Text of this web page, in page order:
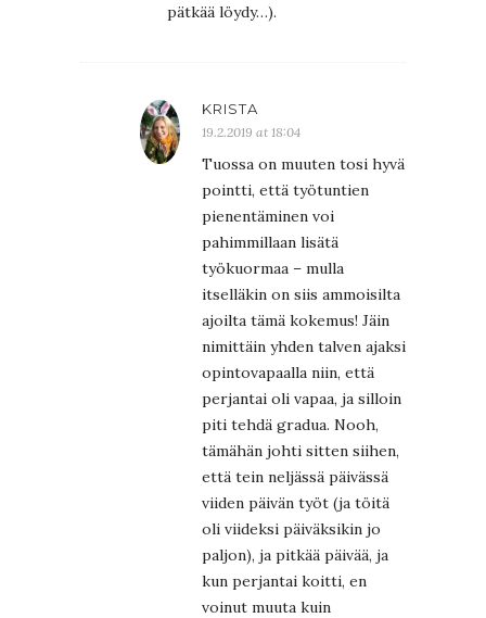
pätkää löydy…).
KRISTA
19.2.2019 at 18:04
Tuossa on muuten tosi hyvä
pointti, että työtuntien
pienentäminen voi
pahimmillaan lisätä
työkuormaa – mulla
itselläkin on siis ammoisilta
ajoilta tämä kokemus! Jäin
nimittäin yhden talven ajaksi
opintovapaalla niin, että
perjantai oli vapaa, ja silloin
piti tehdä gradua. Nooh,
tämähän johti sitten siihen,
että tein neljässä päivässä
viiden päivän työt (ja töitä
oli viideksi päiväksikin jo
paljon), ja pitkää päivää, ja
kun perjantai koitti, en
voinut muuta kuin